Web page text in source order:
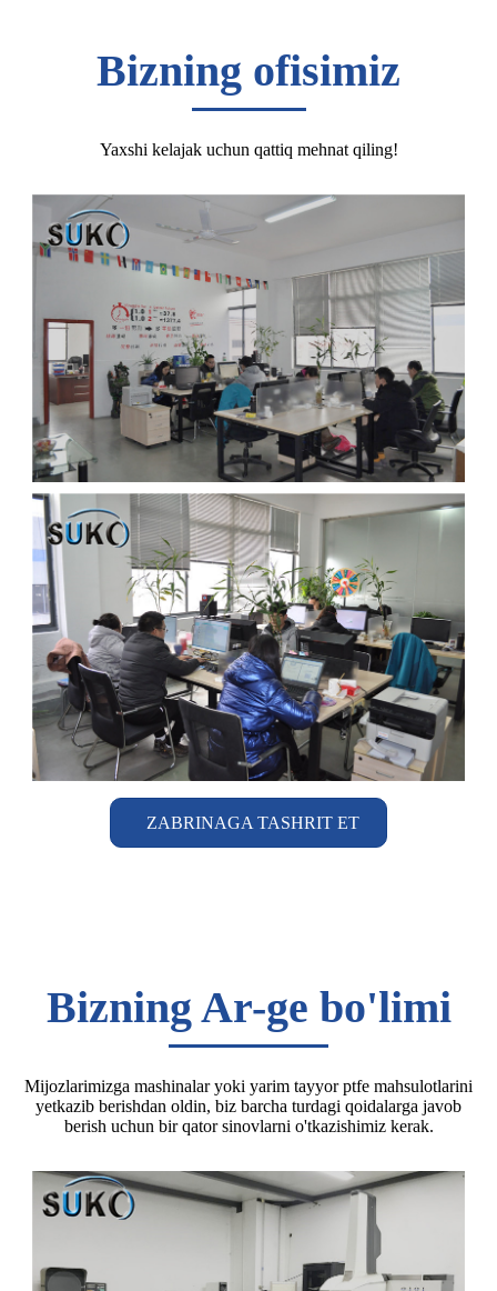
Bizning ofisimiz
Yaxshi kelajak uchun qattiq mehnat qiling!
ZABRINAGA TASHRIT ET
Bizning Ar-ge bo'limi
Mijozlarimizga mashinalar yoki yarim tayyor ptfe mahsulotlarini
yetkazib berishdan oldin, biz barcha turdagi qoidalarga javob
berish uchun bir qator sinovlarni o'tkazishimiz kerak.